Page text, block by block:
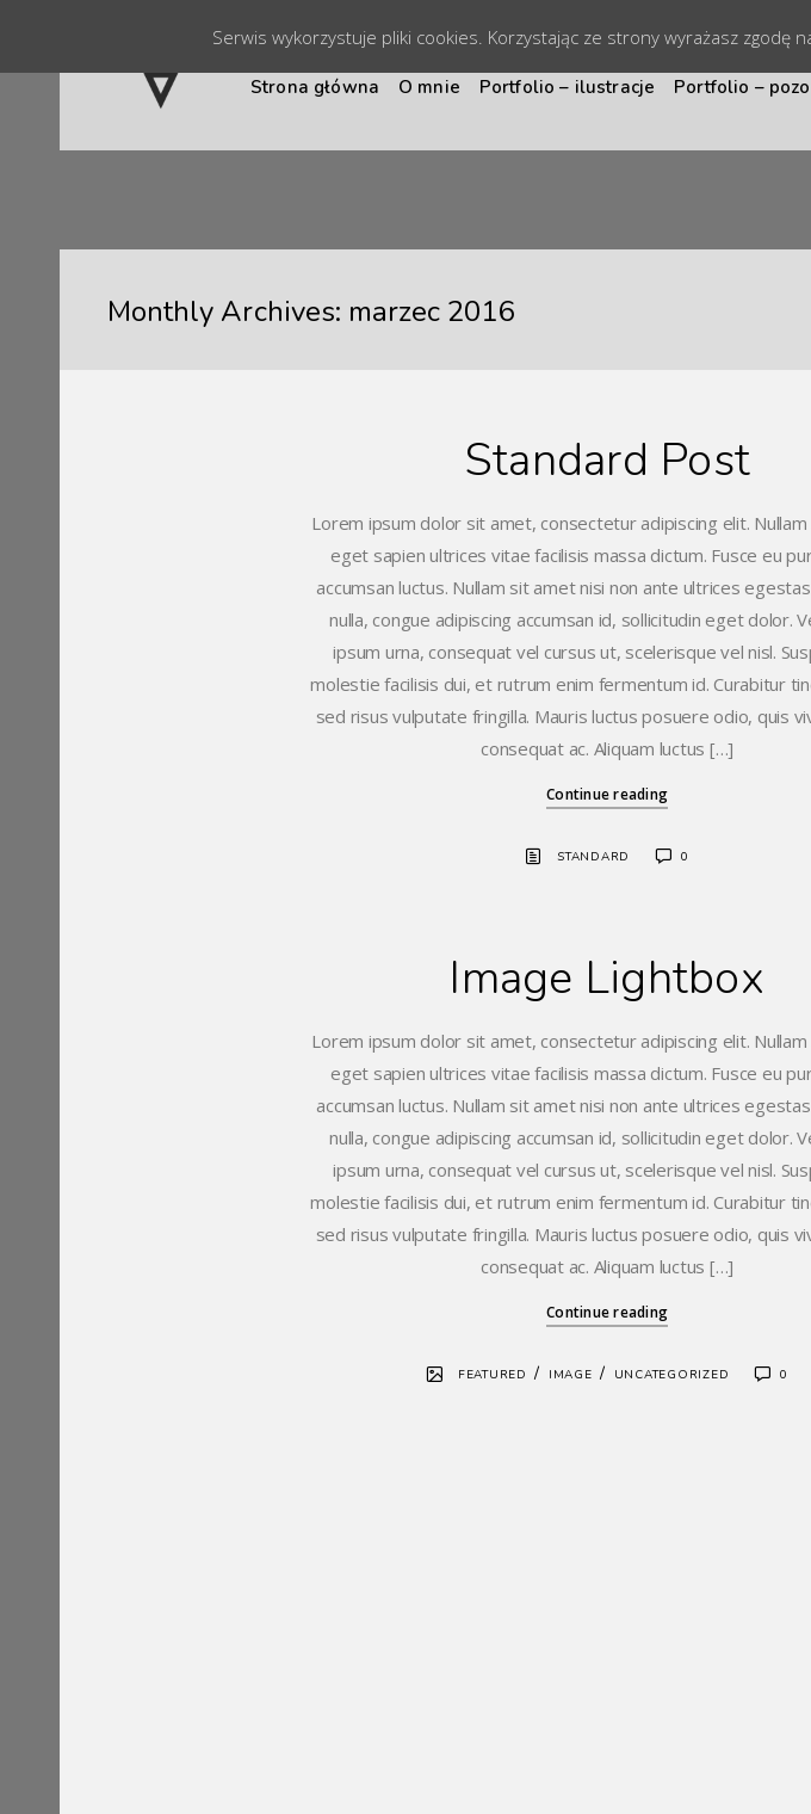
Strona główna O mnie Portfolio – ilustracje Portfolio –
Monthly Archives: marzec 2016
Standard Post
Lorem ipsum dolor sit amet, consectetur adipiscing elit.
eget sapien ultrices vitae facilisis massa dictum. Fusce eu
accumsan luctus. Nullam sit amet nisi non ante ultrices
nulla, congue adipiscing accumsan id, sollicitudin eget dolor.
ipsum urna, consequat vel cursus ut, scelerisque vel nisl.
molestie facilisis dui, et rutrum enim fermentum id. Curabitur
sed risus vulputate fringilla. Mauris luctus posuere odio, quis
consequat ac. Aliquam luctus […]
Continue reading
STANDARD 0
Image Lightbox
Lorem ipsum dolor sit amet, consectetur adipiscing elit.
eget sapien ultrices vitae facilisis massa dictum. Fusce eu
accumsan luctus. Nullam sit amet nisi non ante ultrices
nulla, congue adipiscing accumsan id, sollicitudin eget dolor.
ipsum urna, consequat vel cursus ut, scelerisque vel nisl.
molestie facilisis dui, et rutrum enim fermentum id. Curabitur
sed risus vulputate fringilla. Mauris luctus posuere odio, quis
consequat ac. Aliquam luctus […]
Continue reading
FEATURED / IMAGE / UNCATEGORIZED 0
Serwis wykorzystuje pliki cookies. Korzystając ze strony wyrażasz zgodę